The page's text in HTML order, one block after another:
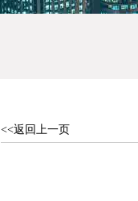
<<返回上一页